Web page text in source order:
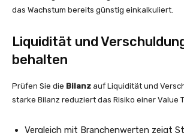
das Wachstum bereits günstig einkalkuliert.
Liquidität und
behalten
Prüfen Sie die Bilanz auf Liquidität und
starke Bilanz reduziert das Risiko einer Value
Vergleich mit Branchenwerten zeigt